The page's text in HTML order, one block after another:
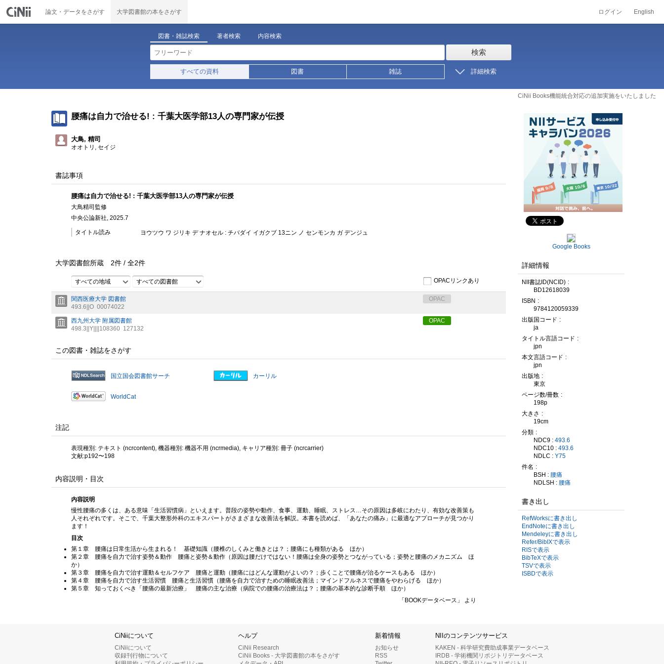
論文・データをさがす 大学図書館の本をさがす ログイン English
図書・雑誌検索 著者検索 内容検索
検索
すべての資料 図書 雑誌 詳細検索
CiNii Books機能統合対応の追加実施をいたしました
腰痛は自力で治せる! : 千葉大医学部13人の専門家が伝授
大鳥, 精司
オオトリ, セイジ
書誌事項
腰痛は自力で治せる! : 千葉大医学部13人の専門家が伝授
大鳥精司監修
中央公論新社, 2025.7
タイトル読み ヨウツウ ワ ジリキ デ ナオセル : チバダイ イガクブ 13ニン ノ センモンカ ガ デンジュ
大学図書館所蔵 2件 / 全2件
すべての地域 すべての図書館 OPACリンクあり
関西医療大学 図書館
493.6||O 00074022
OPAC
西九州大学 附属図書館
498.3||Y||||108360 127132
OPAC
この図書・雑誌をさがす
国立国会図書館サーチ カーリル
WorldCat
注記
表現種別: テキスト (ncrcontent), 機器種別: 機器不用 (ncrmedia), キャリア種別: 冊子 (ncrcarrier)
文献:p192〜198
内容説明・目次
内容説明
慢性腰痛の多くは、ある意味「生活習慣病」といえます。普段の姿勢や動作、食事、運動、睡眠、ストレス…その原因は多岐にわたり、有効な改善策も
人それぞれです。そこで、千葉大整形外科のエキスパートがさまざまな改善法を解説。本書を読めば、「あなたの痛み」に最適なアプローチが見つかり
ます！
目次
第１章 腰痛は日常生活から生まれる！ 基礎知識（腰椎のしくみと働きとは？；腰痛にも種類がある ほか）
第２章 腰痛を自力で治す姿勢＆動作 腰痛と姿勢＆動作（原因は腰だけではない！腰痛は全身の姿勢とつながっている；姿勢と腰痛のメカニズム ほ
か）
第３章 腰痛を自力で治す運動＆セルフケア 腰痛と運動（腰痛にはどんな運動がよいの？；歩くことで腰痛が治るケースもある ほか）
第４章 腰痛を自力で治す生活習慣 腰痛と生活習慣（腰痛を自力で治すための睡眠改善法；マインドフルネスで腰痛をやわらげる ほか）
第５章 知っておくべき「腰痛の最新治療」 腰痛の主な治療（病院での腰痛の治療法は？；腰痛の基本的な診断手順 ほか）
「BOOKデータベース」 より
Google Books
詳細情報
NII書誌ID(NCID)
BD12618039
ISBN
9784120059339
出版国コード
ja
タイトル言語コード
jpn
本文言語コード
jpn
出版地
東京
ページ数/冊数
198p
大きさ
19cm
分類
NDC9 : 493.6
NDC10 : 493.6
NDLC : Y75
件名
BSH : 腰痛
NDLSH : 腰痛
書き出し
RefWorksに書き出し
EndNoteに書き出し
Mendeleyに書き出し
Refer/BibIXで表示
RISで表示
BibTeXで表示
TSVで表示
ISBDで表示
CiNiiについて
CiNiiについて
収録刊行物について
ヘルプ
CiNii Research
CiNii Books - 大学図書館の本をさがす
新着情報
お知らせ
RSS
NIIのコンテンツサービス
KAKEN - 科学研究費助成事業データベース
IRDB - 学術機関リポジトリデータベース